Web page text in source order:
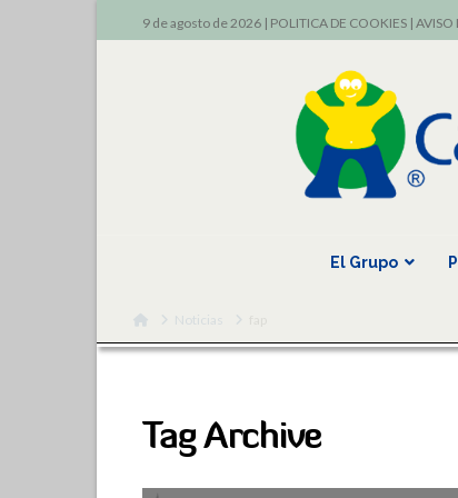
9 de agosto de 2026 | POLITICA DE COOKIES| AVISO
El Grupo
HomeNoticias
Tag Archive